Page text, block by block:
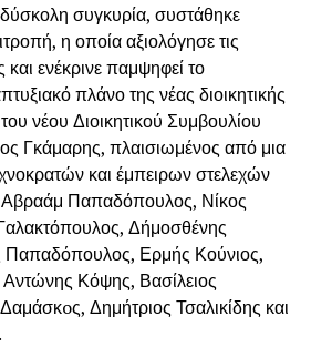
συγκυρία, συστάθηκε
η οποία αξιολόγησε τις
και ενέκρινε παμψηφεί το
πλάνο της νέας διοικητικής
νέου Διοικητικού Συμβουλίου
Γκάμαρης, πλαισιωμένος από μια
και έμπειρων στελεχών
Παπαδόπουλος, Νίκος
Δήμοσθένης
Παπαδόπουλος, Ερμής Κούνιος,
Κόψης, Βασίλειος
Δημήτριος Τσαλικίδης και